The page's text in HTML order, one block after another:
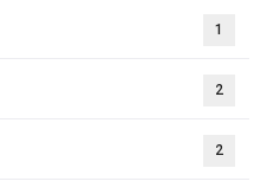
1
2
2